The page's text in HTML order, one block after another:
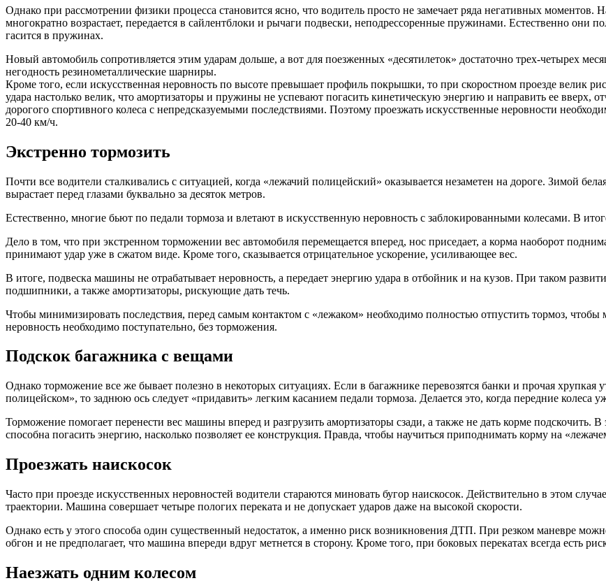
Однако при рассмотрении физики процесса становится ясно, что водитель просто не замечает ряда негативных моментов.
многократно возрастает, передается в сайлентблоки и рычаги подвески, неподрессоренные пружинами. Естественно
гасится в пружинах.
Новый автомобиль сопротивляется этим ударам дольше, а вот для поезженных «десятилеток» достаточно трех-четырех
негодность резинометаллические шарниры.
Кроме того, если искусственная неровность по высоте превышает профиль покрышки, то при скоростном проезде велик
удара настолько велик, что амортизаторы и пружины не успевают погасить кинетическую энергию и направить ее вверх,
дорогого спортивного колеса с непредсказуемыми последствиями. Поэтому проезжать искусственные неровности
20-40 км/ч.
Экстренно тормозить
Почти все водители сталкивались с ситуацией, когда «лежачий полицейский» оказывается незаметен на дороге. Зимой
вырастает перед глазами буквально за десяток метров.
Естественно, многие бьют по педали тормоза и влетают в искусственную неровность с заблокированными колесами. В
Дело в том, что при экстренном торможении вес автомобиля перемещается вперед, нос приседает, а корма наоборот
принимают удар уже в сжатом виде. Кроме того, сказывается отрицательное ускорение, усиливающее вес.
В итоге, подвеска машины не отрабатывает неровность, а передает энергию удара в отбойник и на кузов. При таком
подшипники, а также амортизаторы, рискующие дать течь.
Чтобы минимизировать последствия, перед самым контактом с «лежаком» необходимо полностью отпустить тормоз,
неровность необходимо поступательно, без торможения.
Подскок багажника с вещами
Однако торможение все же бывает полезно в некоторых ситуациях. Если в багажнике перевозятся банки и прочая
полицейском», то заднюю ось следует «придавить» легким касанием педали тормоза. Делается это, когда передние колеса
Торможение помогает перенести вес машины вперед и разгрузить амортизаторы сзади, а также не дать корме подскочить. В
способна погасить энергию, насколько позволяет ее конструкция. Правда, чтобы научиться приподнимать корму на
Проезжать наискосок
Часто при проезде искусственных неровностей водители стараются миновать бугор наискосок. Действительно в этом
траектории. Машина совершает четыре пологих переката и не допускает ударов даже на высокой скорости.
Однако есть у этого способа один существенный недостаток, а именно риск возникновения ДТП. При резком маневре
обгон и не предполагает, что машина впереди вдруг метнется в сторону. Кроме того, при боковых перекатах всегда есть
Наезжать одним колесом